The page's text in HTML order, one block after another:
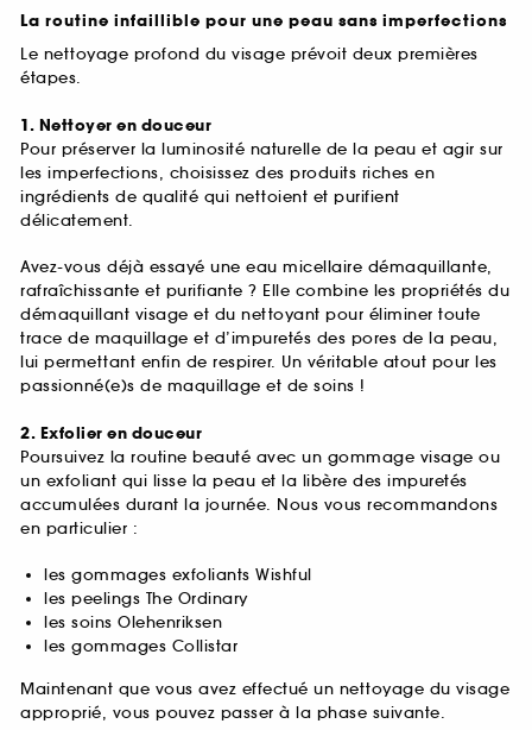
La routine infaillible pour une peau sans imperfections
Le nettoyage profond du visage prévoit deux premières
étapes.
1. Nettoyer en douceur
Pour préserver la luminosité naturelle de la peau et agir sur
les imperfections, choisissez des produits riches en
ingrédients de qualité qui nettoient et purifient
délicatement.
Avez-vous déjà essayé une eau micellaire démaquillante,
rafraîchissante et purifiante ? Elle combine les propriétés du
démaquillant visage et du nettoyant pour éliminer toute
trace de maquillage et d’impuretés des pores de la peau,
lui permettant enfin de respirer. Un véritable atout pour les
passionné(e)s de maquillage et de soins !
2. Exfolier en douceur
Poursuivez la routine beauté avec un gommage visage ou
un exfoliant qui lisse la peau et la libère des impuretés
accumulées durant la journée. Nous vous recommandons
en particulier :
les gommages exfoliants Wishful
les peelings The Ordinary
les soins Olehenriksen
les gommages Collistar
Maintenant que vous avez effectué un nettoyage du visage
approprié, vous pouvez passer à la phase suivante.